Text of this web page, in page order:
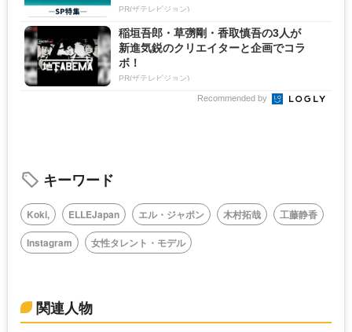
PR(ザテレビジョン)
稲垣吾郎・草彅剛・香取慎吾の3人が
新進気鋭のクリエイターと企画でコラ
ボ！
PR(ザテレビジョン)
Recommended by
キーワード
Koki, ELLEJapan エル・ジャポン 木村拓哉
工藤静香
Instagram
女性タレント・モデル
関連人物